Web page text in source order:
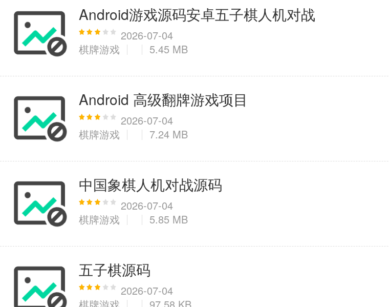
Android游戏源码安卓五子棋人机对战
2026-07-04
棋牌游戏
5.45 MB
Android 高级翻牌游戏项目
2026-07-04
棋牌游戏
7.24 MB
中国象棋人机对战源码
2026-07-04
棋牌游戏
5.85 MB
五子棋源码
2026-07-04